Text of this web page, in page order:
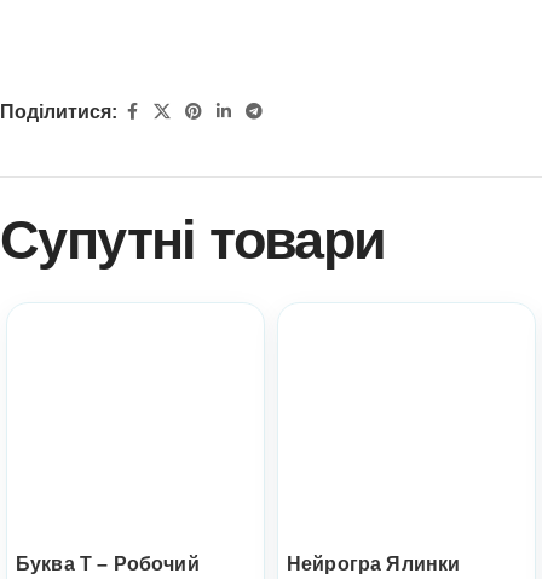
Поділитися:
Супутні товари
Буква Т – Робочий
Нейрогра Ялинки